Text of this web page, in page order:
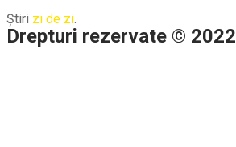
Știri zi de zi.
Drepturi rezervate © 2022